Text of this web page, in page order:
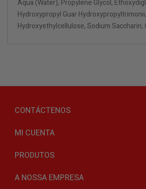
Aqua (Water), Propylene Glycol,
Hydroxypropyl Guar
Hydroxyethylcellulose, Sodium Saccharin,
CONTÁCTENOS
MI CUENTA
PRODUTOS
A NOSSA EMPRESA